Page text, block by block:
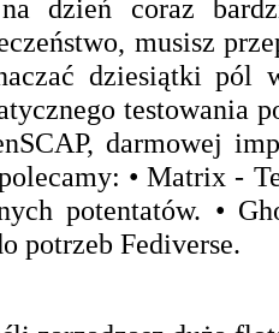
dzień coraz
musisz
dziesiątki pól
testowania
darmowej
• Matrix -
potentatów. •
potrzeb Fediverse.